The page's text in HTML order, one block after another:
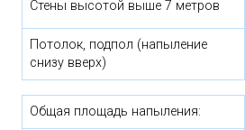
Стены высотой выше 7 метров
Потолок, подпол (напыление
снизу вверх)
Общая площадь напыления: